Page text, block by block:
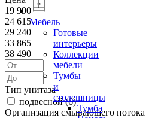
Мебель
Готовые
интерьеры
Коллекции
мебели
Тумбы
и
столешницы
Тумба
19 990
24 615
29 240
33 865
38 490
Тип унитаза
подвесной (6)
Организация смывающего потока